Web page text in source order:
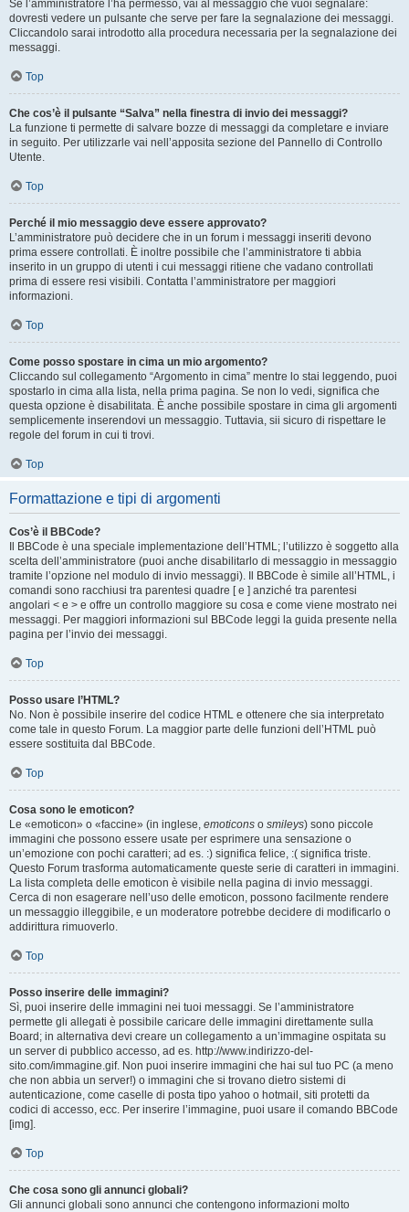
Se l’amministratore l’ha permesso, vai al messaggio che vuoi segnalare:
dovresti vedere un pulsante che serve per fare la segnalazione dei messaggi.
Cliccandolo sarai introdotto alla procedura necessaria per la segnalazione dei
messaggi.
Top
Che cos’è il pulsante “Salva” nella finestra di invio dei messaggi?
La funzione ti permette di salvare bozze di messaggi da completare e inviare
in seguito. Per utilizzarle vai nell’apposita sezione del Pannello di Controllo
Utente.
Top
Perché il mio messaggio deve essere approvato?
L’amministratore può decidere che in un forum i messaggi inseriti devono
prima essere controllati. È inoltre possibile che l’amministratore ti abbia
inserito in un gruppo di utenti i cui messaggi ritiene che vadano controllati
prima di essere resi visibili. Contatta l’amministratore per maggiori
informazioni.
Top
Come posso spostare in cima un mio argomento?
Cliccando sul collegamento “Argomento in cima” mentre lo stai leggendo, puoi
spostarlo in cima alla lista, nella prima pagina. Se non lo vedi, significa che
questa opzione è disabilitata. È anche possibile spostare in cima gli argomenti
semplicemente inserendovi un messaggio. Tuttavia, sii sicuro di rispettare le
regole del forum in cui ti trovi.
Top
Formattazione e tipi di argomenti
Cos’è il BBCode?
Il BBCode è una speciale implementazione dell’HTML; l’utilizzo è soggetto alla
scelta dell’amministratore (puoi anche disabilitarlo di messaggio in messaggio
tramite l’opzione nel modulo di invio messaggi). Il BBCode è simile all’HTML, i
comandi sono racchiusi tra parentesi quadre [ e ] anziché tra parentesi
angolari < e > e offre un controllo maggiore su cosa e come viene mostrato nei
messaggi. Per maggiori informazioni sul BBCode leggi la guida presente nella
pagina per l’invio dei messaggi.
Top
Posso usare l’HTML?
No. Non è possibile inserire del codice HTML e ottenere che sia interpretato
come tale in questo Forum. La maggior parte delle funzioni dell’HTML può
essere sostituita dal BBCode.
Top
Cosa sono le emoticon?
Le «emoticon» o «faccine» (in inglese, emoticons o smileys) sono piccole
immagini che possono essere usate per esprimere una sensazione o
un’emozione con pochi caratteri; ad es. :) significa felice, :( significa triste.
Questo Forum trasforma automaticamente queste serie di caratteri in immagini.
La lista completa delle emoticon è visibile nella pagina di invio messaggi.
Cerca di non esagerare nell’uso delle emoticon, possono facilmente rendere
un messaggio illeggibile, e un moderatore potrebbe decidere di modificarlo o
addirittura rimuoverlo.
Top
Posso inserire delle immagini?
Sì, puoi inserire delle immagini nei tuoi messaggi. Se l’amministratore
permette gli allegati è possibile caricare delle immagini direttamente sulla
Board; in alternativa devi creare un collegamento a un’immagine ospitata su
un server di pubblico accesso, ad es. http://www.indirizzo-del-
sito.com/immagine.gif. Non puoi inserire immagini che hai sul tuo PC (a meno
che non abbia un server!) o immagini che si trovano dietro sistemi di
autenticazione, come caselle di posta tipo yahoo o hotmail, siti protetti da
codici di accesso, ecc. Per inserire l’immagine, puoi usare il comando BBCode
[img].
Top
Che cosa sono gli annunci globali?
Gli annunci globali sono annunci che contengono informazioni molto